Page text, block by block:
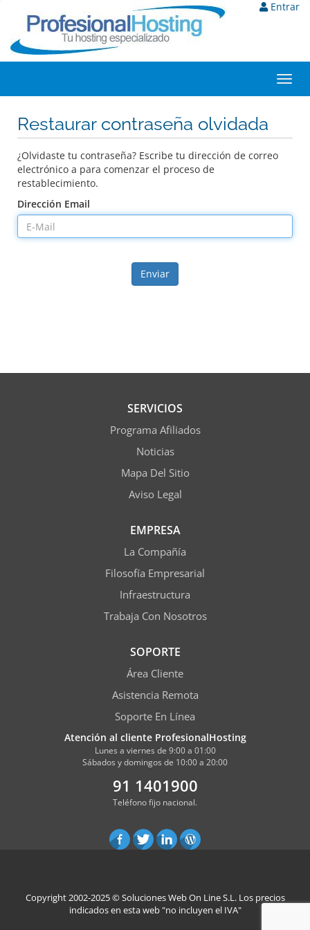
Entrar
Restaurar contraseña olvidada
¿Olvidaste tu contraseña? Escribe tu dirección de correo
electrónico a para comenzar el proceso de
restablecimiento.
Dirección Email
Enviar
SERVICIOS
Programa Afiliados
Noticias
Mapa Del Sitio
Aviso Legal
EMPRESA
La Compañía
Filosofía Empresarial
Infraestructura
Trabaja Con Nosotros
SOPORTE
Área Cliente
Asistencia Remota
Soporte En Línea
Atención al cliente ProfesionalHosting
Lunes a viernes de 9:00 a 01:00
Sábados y domingos de 10:00 a 20:00
91 1401900
Teléfono fijo nacional.
Copyright 2002-2025 ©Soluciones Web On Line S.L.Los precios
indicados en esta web "no incluyen el IVA"